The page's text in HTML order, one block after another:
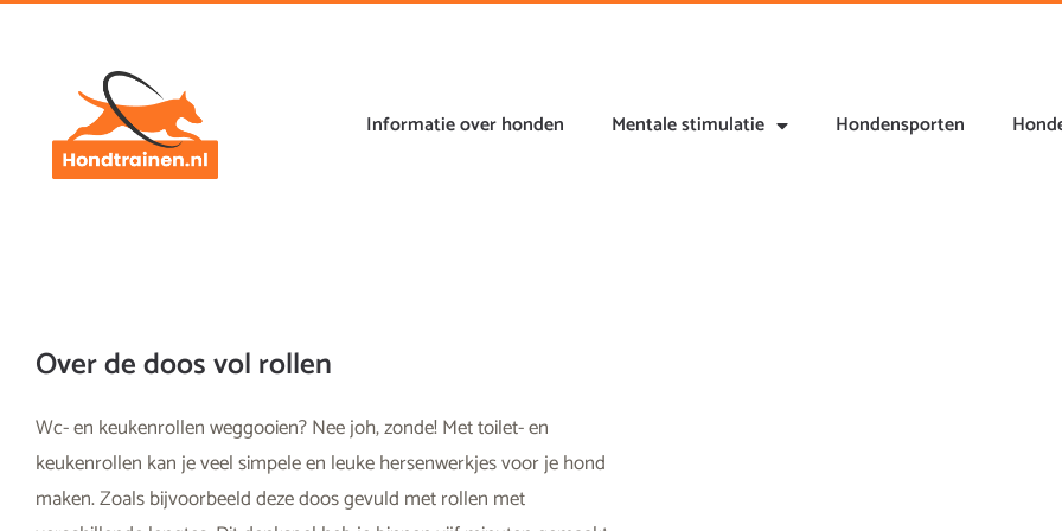
Informatie over honden Mentale stimulatie Hondensporten
Over de doos vol rollen
Wc- en keukenrollen weggooien? Nee joh, zonde! Met toilet- en
keukenrollen kan je veel simpele en leuke hersenwerkjes voor je hond
maken. Zoals bijvoorbeeld deze doos gevuld met rollen met